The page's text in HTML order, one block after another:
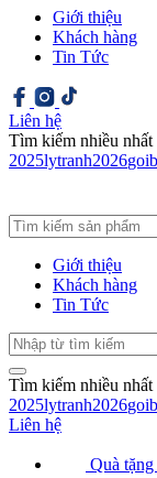
Giới thiệu
Khách hàng
Tin Tức
Liên hệ
Tìm kiếm nhiều nhất
2025lytranh2026goi
Giới thiệu
Khách hàng
Tin Tức
Tìm kiếm nhiều nhất
2025lytranh2026goi
Liên hệ
Quà